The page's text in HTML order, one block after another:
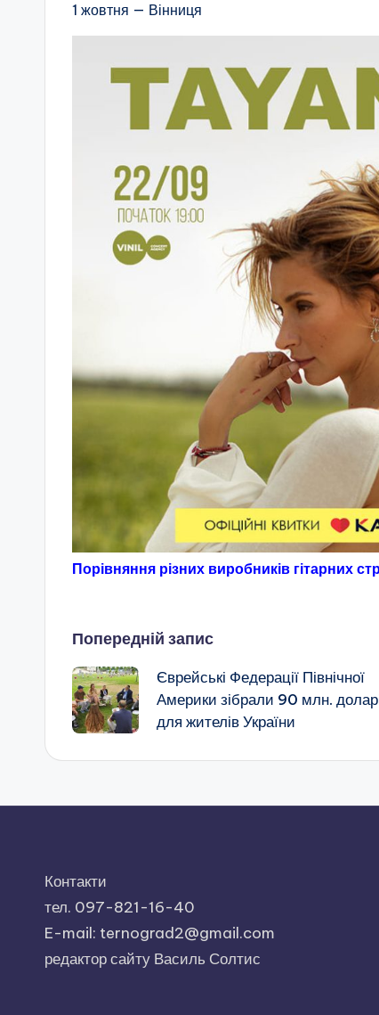
1 жовтня — Вінниця
Порівняння різних виробників гітарних
Навігація
по
запису
Попередній запис
Єврейські Федерації Північної
Америки зібрали 90 млн.
для жителів України
Контакти
тел. 097-821-16-40
E-mail: ternograd2@gmail.com
редактор сайту Василь Солтис